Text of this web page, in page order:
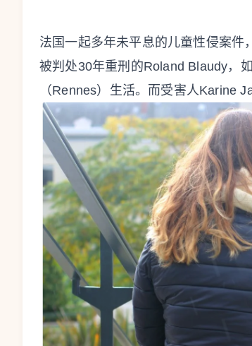
法国一起多年未平息的儿童性侵案件
被判处30年重刑的Roland Blaudy，
（Rennes）生活。而受害人Karine